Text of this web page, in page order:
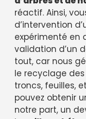
réactif. Ainsi,
d’intervention
expérimenté en
validation d’un
tout, car nous
le recyclage
troncs, feuilles,
pouvez obtenir
notre part, un